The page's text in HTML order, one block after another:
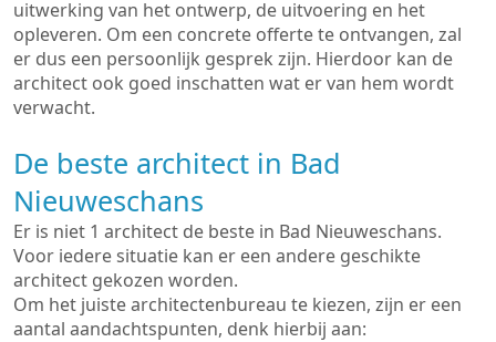
uitwerking van het ontwerp, de uitvoering en het
opleveren. Om een concrete offerte te ontvangen, zal
er dus een persoonlijk gesprek zijn. Hierdoor kan de
architect ook goed inschatten wat er van hem wordt
verwacht.
De beste architect in Bad
Nieuweschans
Er is niet 1 architect de beste in Bad Nieuweschans.
Voor iedere situatie kan er een andere geschikte
architect gekozen worden.
Om het juiste architectenbureau te kiezen, zijn er een
aantal aandachtspunten, denk hierbij aan: